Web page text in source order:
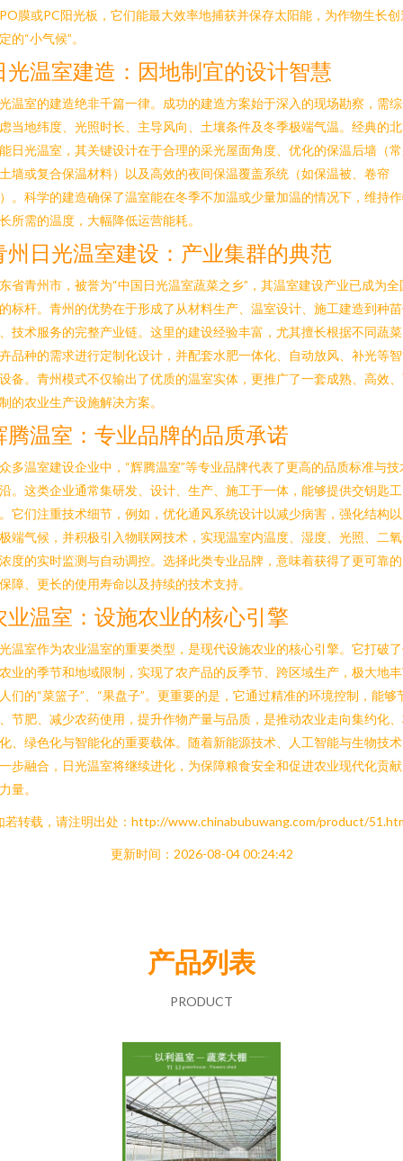
膜或PC阳光板，它们能最大效率地捕获并保存太阳能，为作物生长创
的“小气候”。
光温室建造：因地制宜的设计智慧
温室的建造绝非千篇一律。成功的建造方案始于深入的现场勘察，需
当地纬度、光照时长、主导风向、土壤条件及冬季极端气温。经典的
日光温室，其关键设计在于合理的采光屋面角度、优化的保温后墙（
墙或复合保温材料）以及高效的夜间保温覆盖系统（如保温被、卷帘
。科学的建造确保了温室能在冬季不加温或少量加温的情况下，维持
所需的温度，大幅降低运营能耗。
州日光温室建设：产业集群的典范
省青州市，被誉为“中国日光温室蔬菜之乡”，其温室建设产业已成为全
标杆。青州的优势在于形成了从材料生产、温室设计、施工建造到种
技术服务的完整产业链。这里的建设经验丰富，尤其擅长根据不同蔬
品种的需求进行定制化设计，并配套水肥一体化、自动放风、补光等
备。青州模式不仅输出了优质的温室实体，更推广了一套成熟、高效
的农业生产设施解决方案。
腾温室：专业品牌的品质承诺
多温室建设企业中，“辉腾温室”等专业品牌代表了更高的品质标准与技
。这类企业通常集研发、设计、生产、施工于一体，能够提供交钥匙工
它们注重技术细节，例如，优化通风系统设计以减少病害，强化结构
端气候，并积极引入物联网技术，实现温室内温度、湿度、光照、二
度的实时监测与自动调控。选择此类专业品牌，意味着获得了更可靠
障、更长的使用寿命以及持续的技术支持。
业温室：设施农业的核心引擎
温室作为农业温室的重要类型，是现代设施农业的核心引擎。它打破
业的季节和地域限制，实现了农产品的反季节、跨区域生产，极大地
们的“菜篮子”、“果盘子”。更重要的是，它通过精准的环境控制，能够
节肥、减少农药使用，提升作物产量与品质，是推动农业走向集约化
、绿色化与智能化的重要载体。随着新能源技术、人工智能与生物技
步融合，日光温室将继续进化，为保障粮食安全和促进农业现代化贡
量。
若转载，请注明出处：http://www.chinabubuwang.com/product/
更新时间：2026-08-04 00:24:42
产品列表
PRODUCT